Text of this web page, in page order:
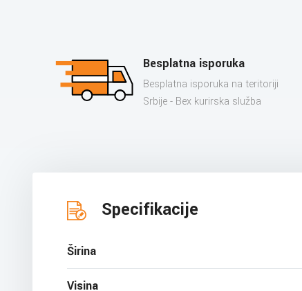
Besplatna isporuka
Besplatna isporuka na teritoriji
Srbije - Bex kurirska služba
Specifikacije
Širina
Visina